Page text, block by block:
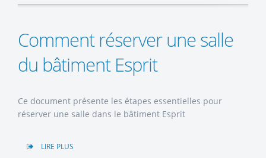
Comment réserver une salle
du bâtiment Esprit
Ce document présente les étapes essentielles pour
réserver une salle dans le bâtiment Esprit
LIRE PLUS